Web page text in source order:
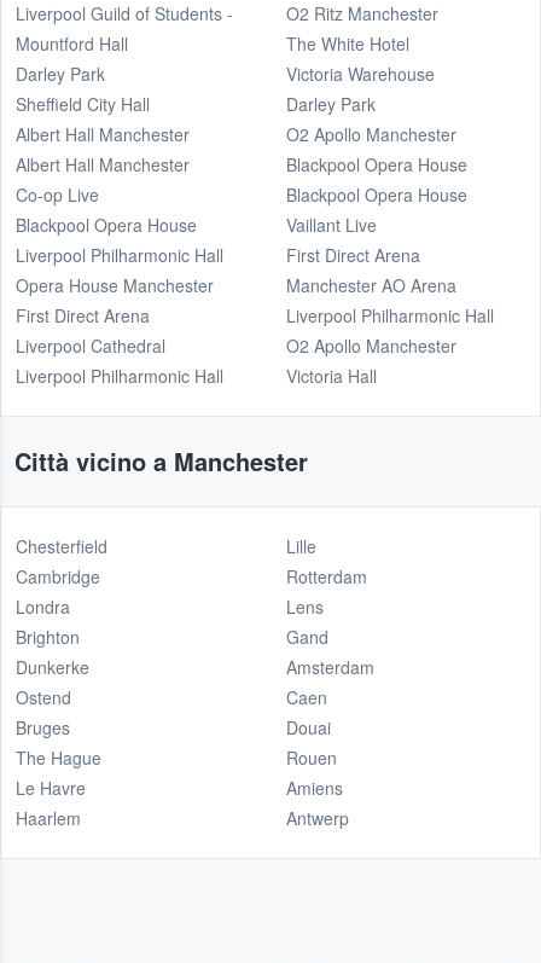
Liverpool Guild of Students -
Mountford Hall
Darley Park
Sheffield City Hall
Albert Hall Manchester
Albert Hall Manchester
Co-op Live
Blackpool Opera House
Liverpool Philharmonic Hall
Opera House Manchester
First Direct Arena
Liverpool Cathedral
Liverpool Philharmonic Hall
O2 Ritz Manchester
The White Hotel
Victoria Warehouse
Darley Park
O2 Apollo Manchester
Blackpool Opera House
Blackpool Opera House
Vaillant Live
First Direct Arena
Manchester AO Arena
Liverpool Philharmonic Hall
O2 Apollo Manchester
Victoria Hall
Città vicino a Manchester
Chesterfield
Cambridge
Londra
Brighton
Dunkerke
Ostend
Bruges
The Hague
Le Havre
Haarlem
Lille
Rotterdam
Lens
Gand
Amsterdam
Caen
Douai
Rouen
Amiens
Antwerp